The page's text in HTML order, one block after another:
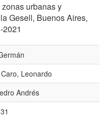
urbanas y
Gesell, Buenos Aires,
Leonardo
Andrés